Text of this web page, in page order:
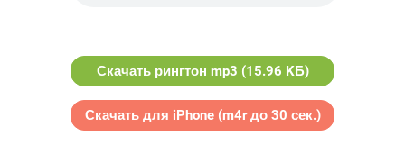
Скачать рингтон mp3 (15.96 KБ)
Скачать для iPhone (m4r до 30 сек.)